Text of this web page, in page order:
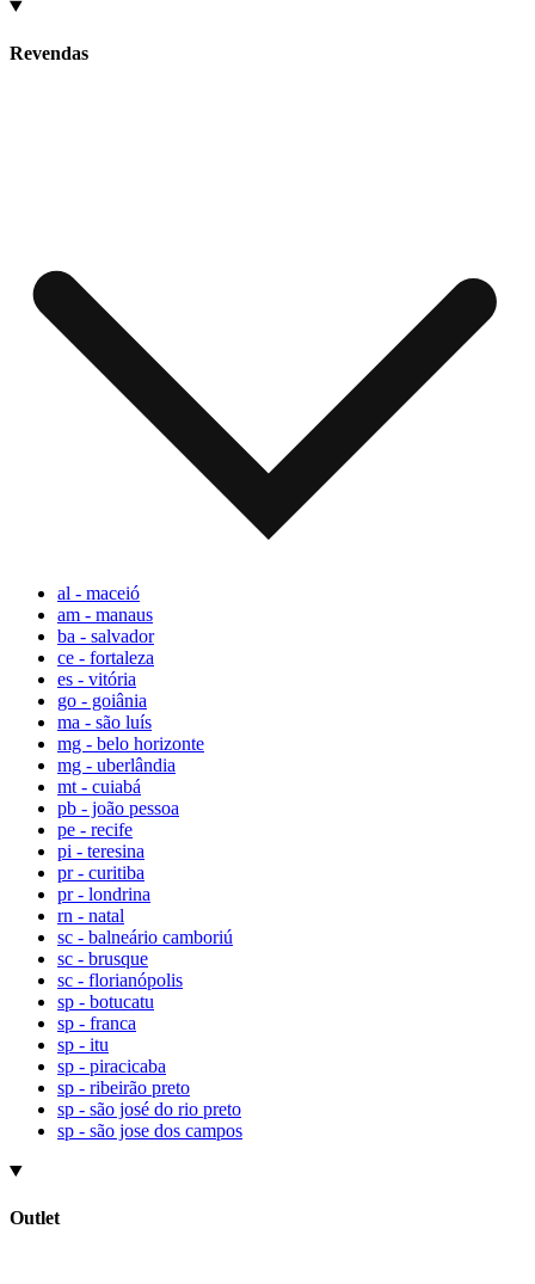
Revendas
al - maceió
am - manaus
ba - salvador
ce - fortaleza
es - vitória
go - goiânia
ma - são luís
mg - belo horizonte
mg - uberlândia
mt - cuiabá
pb - joão pessoa
pe - recife
pi - teresina
pr - curitiba
pr - londrina
rn - natal
sc - balneário camboriú
sc - brusque
sc - florianópolis
sp - botucatu
sp - franca
sp - itu
sp - piracicaba
sp - ribeirão preto
sp - são josé do rio preto
sp - são jose dos campos
Outlet